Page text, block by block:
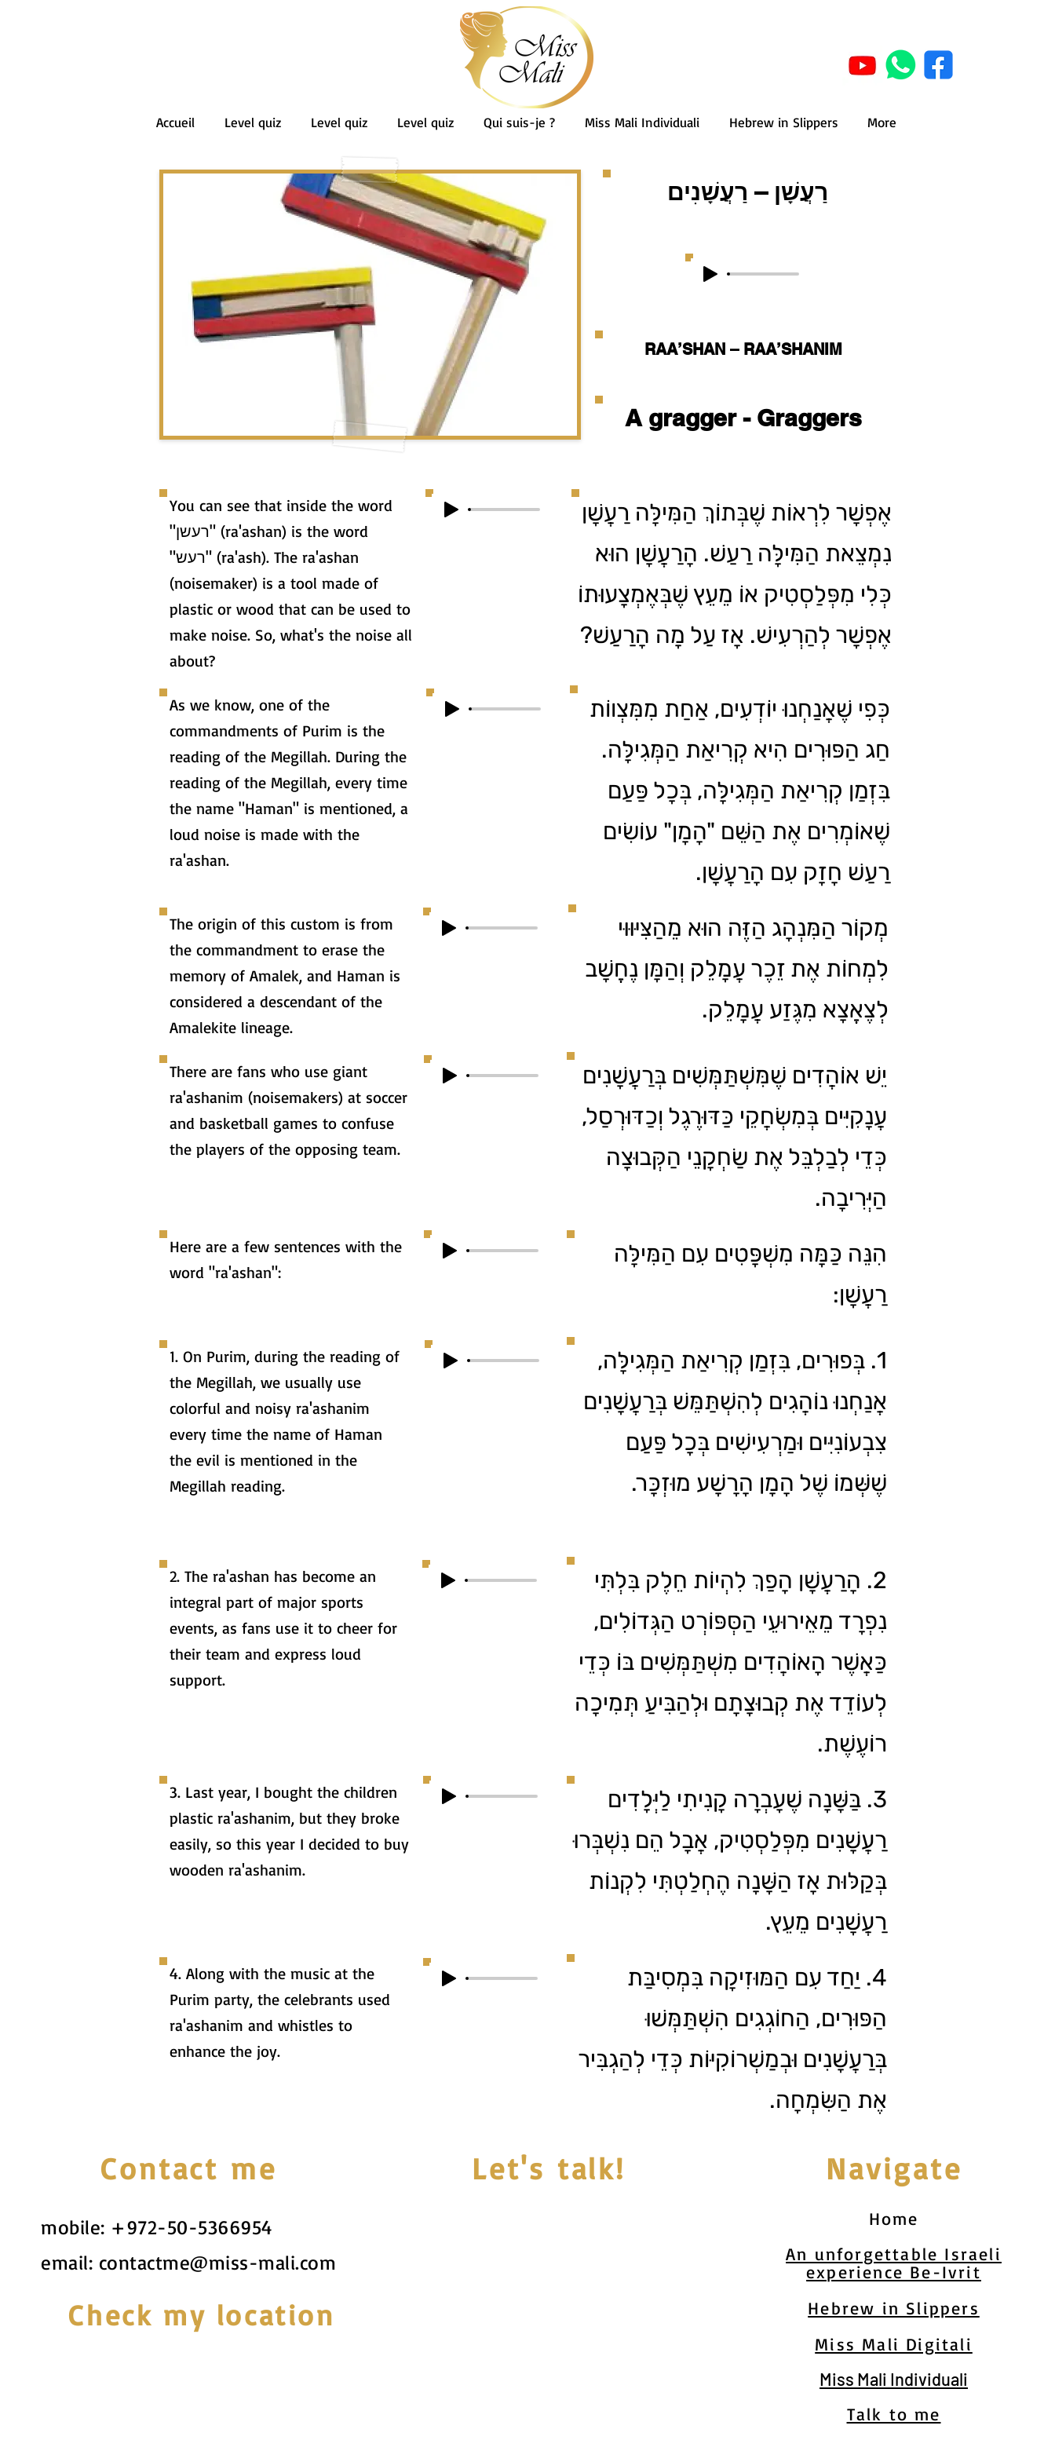
Accueil Level quiz Level quiz Level quiz Qui suis-je ? Miss Mali Individuali Hebrew in Slippers More
רַעֲשָׁן – רַעֲשָׁנִים
RAA’SHAN – RAA’SHANIM
A gragger - Graggers
You can see that inside the word
"רעשן" (ra'ashan) is the word
"רעש" (ra'ash). The ra'ashan
(noisemaker) is a tool made of
plastic or wood that can be used to
make noise. So, what's the noise all
about?
אֶפְשָׁר לִרְאוֹת שֶׁבְּתוֹךְ הַמִּילָּה רַעֲשָׁן
נִמְצֵאת הַמִּילָּה רַעַשׁ. הָרַעֲשָׁן הוּא
כְּלִי מִפְּלַסְטִיק אוֹ מֵעֵץ שֶׁבְּאֶמְצָעוּתוֹ
אֶפְשָׁר לְהַרְעִישׁ. אָז עַל מָה הָרַעַשׁ?
As we know, one of the
commandments of Purim is the
reading of the Megillah. During the
reading of the Megillah, every time
the name "Haman" is mentioned, a
loud noise is made with the
ra'ashan.
כְּפִי שֶׁאֲנַחְנוּ יוֹדְעִים, אַחַת מִמִּצְווֹת
חַג הַפּוּרִים הִיא קְרִיאַת הַמְּגִילָּה.
בִּזְמַן קְרִיאַת הַמְּגִילָּה, בְּכָל פַּעַם
שֶׁאוֹמְרִים אֶת הַשֵּׁם "הָמָן" עוֹשִׂים
רַעַשׁ חָזָק עִם הָרַעֲשָׁן.
The origin of this custom is from
the commandment to erase the
memory of Amalek, and Haman is
considered a descendant of the
Amalekite lineage.
מְקוֹר הַמִּנְהָג הַזֶּה הוּא מֵהַצִּיּוּוּי
לִמְחוֹת אֶת זֵכֶר עֲמָלֵק וְהַמָּן נֶחֱשָׁב
לְצֶאֱצָא מִגֶּזַע עֲמָלֵק.
There are fans who use giant
ra'ashanim (noisemakers) at soccer
and basketball games to confuse
the players of the opposing team.
יֵשׁ אוֹהֲדִים שֶׁמִּשְׁתַּמְּשִׁים בְּרַעֲשָׁנִים
עֲנָקִיִּים בְּמִשְׂחֲקֵי כַּדּוּרֶגֶל וְכַדּוּרְסַל,
כְּדֵי לְבַלְבֵּל אֶת שַׂחְקָנֵי הַקְּבוּצָה
הַיְּרִיבָה.
Here are a few sentences with the
word "ra'ashan":
הִנֵּה כַּמָּה מִשְׁפָּטִים עִם הַמִּילָּה
רַעֲשָׁן:
1. On Purim, during the reading of
the Megillah, we usually use
colorful and noisy ra'ashanim
every time the name of Haman
the evil is mentioned in the
Megillah reading.
1. בְּפוּרִים, בִּזְמַן קְרִיאַת הַמְּגִילָּה,
אֲנַחְנוּ נוֹהֲגִים לְהִשְׁתַּמֵּשׁ בְּרַעֲשָׁנִים
צִבְעוֹנִיִּים וּמַרְעִישִׁים בְּכָל פַּעַם
שֶׁשְּׁמוֹ שֶׁל הָמָן הָרָשָׁע מוּזְכָּר.
2. The ra'ashan has become an
integral part of major sports
events, as fans use it to cheer for
their team and express loud
support.
2. הָרַעֲשָׁן הָפַךְ לִהְיוֹת חֵלֶק בִּלְתִּי
נִפְרָד מֵאֵירוּעֵי הַסְּפּוֹרְט הַגְּדוֹלִים,
כַּאֲשֶׁר הָאוֹהֲדִים מִשְׁתַּמְּשִׁים בּוֹ כְּדֵי
לְעוֹדֵד אֶת קְבוּצָתָם וּלְהַבִּיעַ תְּמִיכָה
רוֹעֶשֶׁת.
3. Last year, I bought the children
plastic ra'ashanim, but they broke
easily, so this year I decided to buy
wooden ra'ashanim.
3. בַּשָּׁנָה שֶׁעָבְרָה קָנִיתִי לַיְּלָדִים
רַעֲשָׁנִים מִפְּלַסְטִיק, אֲבָל הֵם נִשְׁבְּרוּ
בְּקַלּוּת אָז הַשָּׁנָה הֶחְלַטְתִּי לִקְנוֹת
רַעֲשָׁנִים מֵעֵץ.
4. Along with the music at the
Purim party, the celebrants used
ra'ashanim and whistles to
enhance the joy.
4. יַחַד עִם הַמּוּזִיקָה בִּמְסִיבַּת
הַפּוּרִים, הַחוֹגְגִים הִשְׁתַּמְּשׁוּ
בְּרַעֲשָׁנִים וּבְמַשְׁרוֹקִיּוֹת כְּדֵי לְהַגְבִּיר
אֶת הַשִּׂמְחָה.
Contact me
mobile: +972-50-5366954
email: contactme@miss-mali.com
Check my location
Let's talk! Navigate
Home
An unforgettable Israeli
experience Be-Ivrit
Hebrew in Slippers
Miss Mali Digitali
Miss Mali Individuali
Talk to me